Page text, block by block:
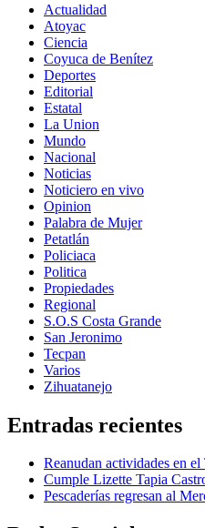
Actualidad
Atoyac
Ciencia
Coyuca de Benítez
Deportes
Editorial
Estatal
La Union
Mundo
Nacional
Noticias
Noticiero en vivo
Opinion
Palabra de Mujer
Petatlán
Policiaca
Politica
Propiedades
Regional
S.O.S Costa Grande
San Jeronimo
Tecpan
Varios
Zihuatanejo
Entradas recientes
Reanudan actividades en
Cumple Lizette Tapia
Pescaderías regresan al